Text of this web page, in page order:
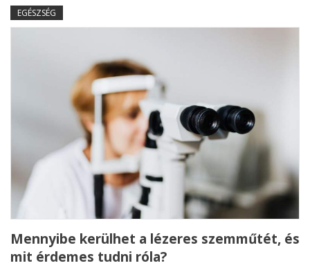
EGÉSZSÉG
Mennyibe kerülhet a lézeres szemműtét, és
mit érdemes tudni róla?